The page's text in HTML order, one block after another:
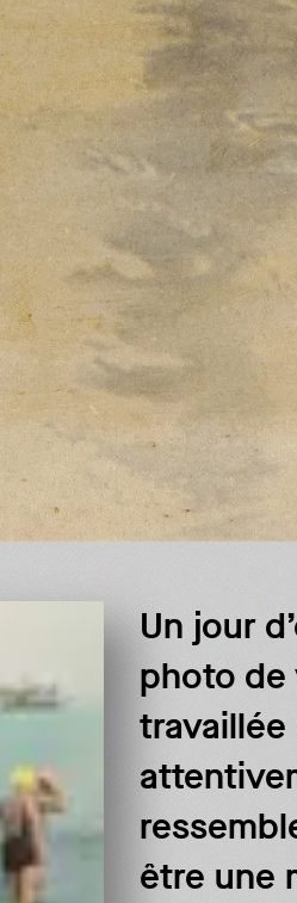
Un jour
photo de
travaillée
être une